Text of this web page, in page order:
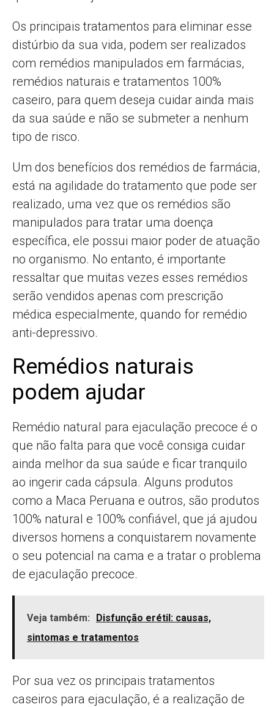
Os principais tratamentos para eliminar esse
distúrbio da sua vida, podem ser realizados
com remédios manipulados em farmácias,
remédios naturais e tratamentos 100%
caseiro, para quem deseja cuidar ainda mais
da sua saúde e não se submeter a nenhum
tipo de risco.
Um dos benefícios dos remédios de farmácia,
está na agilidade do tratamento que pode ser
realizado, uma vez que os remédios são
manipulados para tratar uma doença
específica, ele possui maior poder de atuação
no organismo. No entanto, é importante
ressaltar que muitas vezes esses remédios
serão vendidos apenas com prescrição
médica especialmente, quando for remédio
anti-depressivo.
Remédios naturais
podem ajudar
Remédio natural para ejaculação precoce é o
que não falta para que você consiga cuidar
ainda melhor da sua saúde e ficar tranquilo
ao ingerir cada cápsula. Alguns produtos
como a Maca Peruana e outros, são produtos
100% natural e 100% confiável, que já ajudou
diversos homens a conquistarem novamente
o seu potencial na cama e a tratar o problema
de ejaculação precoce.
Veja também:
Disfunção erétil: causas,
sintomas e tratamentos
Por sua vez os principais tratamentos
caseiros para ejaculação, é a realização de